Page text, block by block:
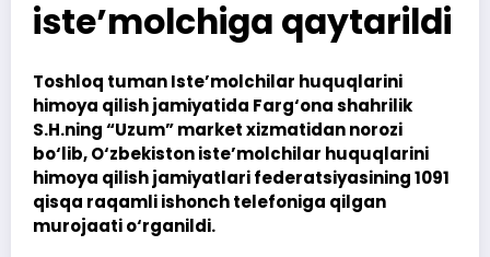
iste’molchiga qaytarildi
Toshloq tuman Iste’molchilar huquqlarini
himoya qilish jamiyatida Farg‘ona shahrilik
S.H.ning “Uzum” market xizmatidan norozi
bo‘lib, O‘zbekiston iste’molchilar huquqlarini
himoya qilish jamiyatlari federatsiyasining 1091
qisqa raqamli ishonch telefoniga qilgan
murojaati o‘rganildi.